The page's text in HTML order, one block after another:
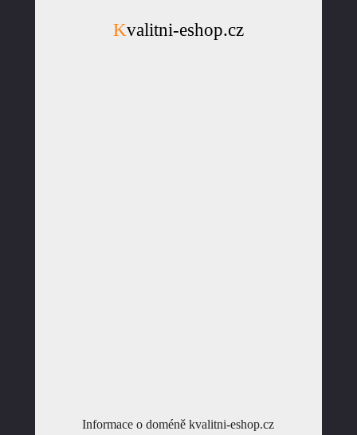
Kvalitni-eshop.cz
Informace o doméně kvalitni-eshop.cz